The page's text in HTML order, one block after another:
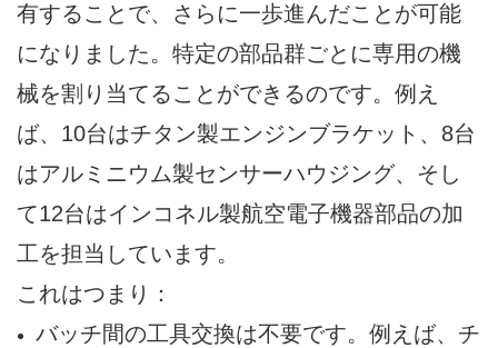
有することで、さらに一歩進んだことが可能
になりました。特定の部品群ごとに専用の機
械を割り当てることができるのです。例え
ば、10台はチタン製エンジンブラケット、8台
はアルミニウム製センサーハウジング、そし
て12台はインコネル製航空電子機器部品の加
工を担当しています。
これはつまり：
バッチ間の工具交換は不要です。例えば、チ